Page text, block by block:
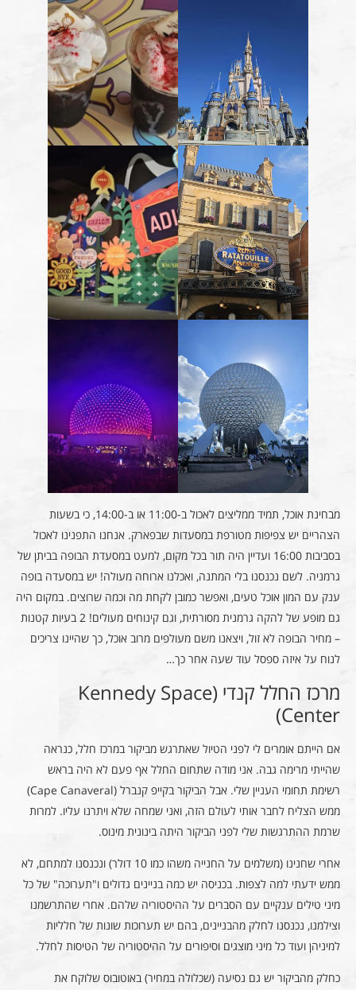
מבחינת אוכל, תמיד ממליצים לאכול ב-11:00 או ב-14:00, כי בשעות
הצהריים יש צפיפות מטורפת במסעדות שבפארק. אנחנו התפנינו לאכול
בסביבות 16:00 ועדיין היה תור בכל מקום, למעט במסעדת הבופה בביתן של
גרמניה. לשם נכנסנו בלי המתנה, ואכלנו ארוחה מעולה! יש במסעדה בופה
ענק עם המון אוכל טעים, ואפשר כמובן לקחת מה וכמה שרוצים. במקום היה
גם מופע של להקה גרמנית מסורתית, וגם קינוחים מעולים! 2 בעיות קטנות
– מחיר הבופה לא זול, ויצאנו משם מעולפים מרוב אוכל, כך שהיינו צריכים
לנוח על איזה ספסל עוד שעה אחר כך…
מרכז החלל קנדי (Kennedy Space
Center)
אם הייתם אומרים לי לפני הטיול שאתרגש מביקור במרכז חלל, כנראה
שהייתי מרימה גבה. אני מודה שתחום החלל אף פעם לא היה בראש
רשימת תחומי העניין שלי. אבל הביקור בקייפ קנברל (Cape Canaveral)
ממש הצליח לחבר אותי לעולם הזה, ואני שמחה שלא ויתרנו עליו. למרות
שרמת ההתרגשות שלי לפני הביקור היתה בינונית מינוס.
אחרי שחנינו (משלמים על החנייה משהו כמו 10 דולר) ונכנסנו למתחם, לא
ממש ידעתי למה לצפות. בכניסה יש כמה בניינים גדולים ו"תערוכה" של כל
מיני טילים ענקיים עם הסברים על ההיסטוריה שלהם. אחרי שהתרשמנו
וצילמנו, נכנסנו לחלק מהבניינים, בהם יש תערוכות שונות של חלליות
למיניהן ועוד כל מיני מוצגים וסיפורים על ההיסטוריה של הטיסות לחלל.
כחלק מהביקור יש גם נסיעה (שכלולה במחיר) באוטובוס שלוקח את